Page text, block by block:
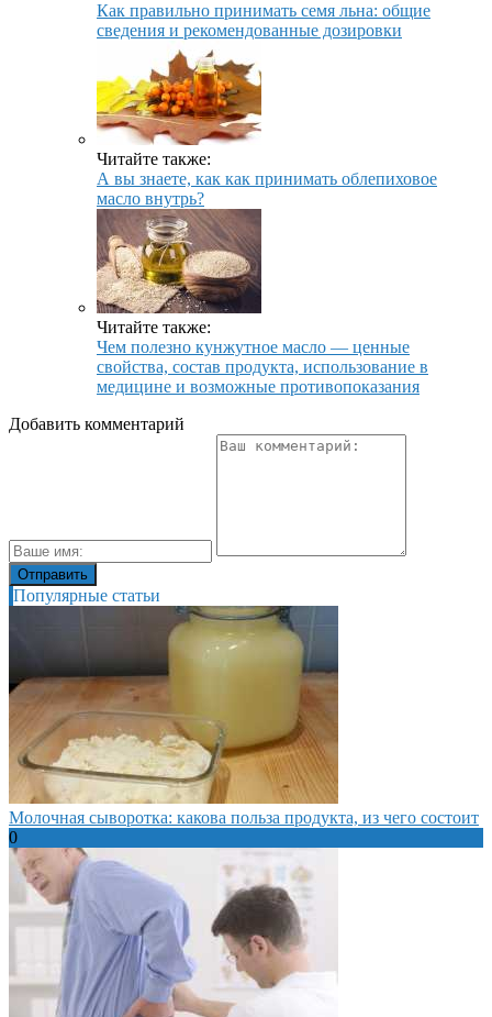
Как правильно принимать семя льна: общие
сведения и рекомендованные дозировки
Читайте также:
А вы знаете, как как принимать облепиховое
масло внутрь?
Читайте также:
Чем полезно кунжутное масло — ценные
свойства, состав продукта, использование в
медицине и возможные противопоказания
Добавить комментарий
Популярные статьи
Молочная сыворотка: какова польза продукта, из чего состоит
0